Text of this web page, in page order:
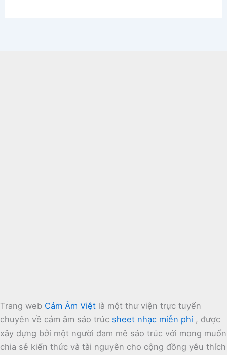
Trang web Cảm Âm Việt là một thư viện trực tuyến
chuyên về cảm âm sáo trúc sheet nhạc miễn phí , được
xây dựng bởi một người đam mê sáo trúc với mong muốn
chia sẻ kiến thức và tài nguyên cho cộng đồng yêu thích